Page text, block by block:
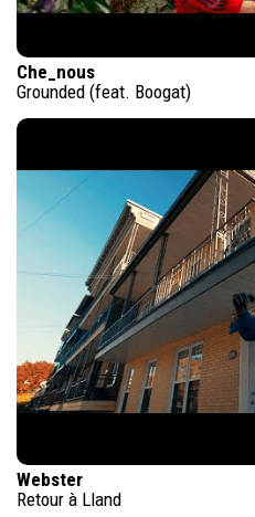
Che_nous
Grounded (feat. Boogat)
Webster
Retour à Lland